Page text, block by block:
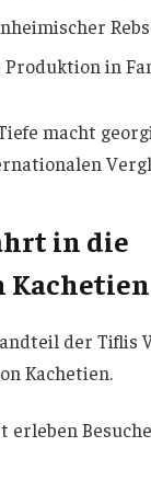
in
macht
in die
Kachetien
der Tiflis
Kachetien.
erleben